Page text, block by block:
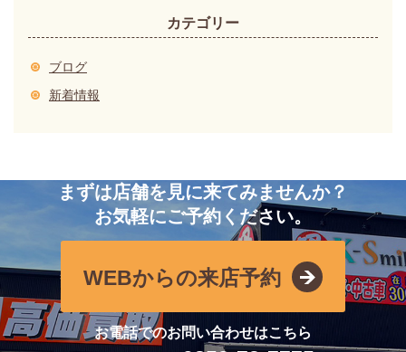
カテゴリー
ブログ
新着情報
まずは店舗を見に来てみませんか？
お気軽にご予約ください。
WEBからの来店予約
お電話でのお問い合わせはこちら